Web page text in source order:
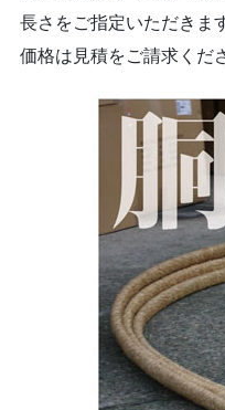
長さをご指定いただきま
価格は見積をご請求くだ